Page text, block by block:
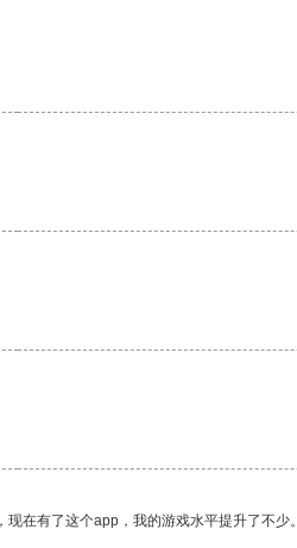
在有了这个app，我的游戏水平提升了不少。